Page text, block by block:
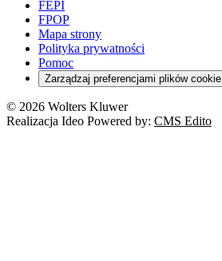
FEPI
FPOP
Mapa strony
Polityka prywatności
Pomoc
Zarządzaj preferencjami plików cookie
© 2026 Wolters Kluwer
Realizacja Ideo Powered by: CMS Edito